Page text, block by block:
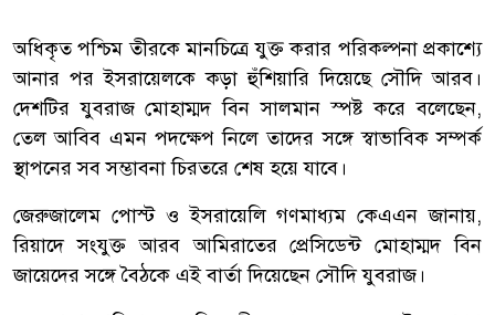
অধিকৃত পশ্চিম তীরকে মানচিত্রে যুক্ত করার পরিকল্পনা প্রকাশ্যে
আনার পর ইসরায়েলকে কড়া হুঁশিয়ারি দিয়েছে সৌদি আরব।
দেশটির যুবরাজ মোহাম্মদ বিন সালমান স্পষ্ট করে বলেছেন,
তেল আবিব এমন পদক্ষেপ নিলে তাদের সঙ্গে স্বাভাবিক সম্পর্ক
স্থাপনের সব সম্ভাবনা চিরতরে শেষ হয়ে যাবে।
জেরুজালেম পোস্ট ও ইসরায়েলি গণমাধ্যম কেএএন জানায়,
রিয়াদে সংযুক্ত আরব আমিরাতের প্রেসিডেন্ট মোহাম্মদ বিন
জায়েদের সঙ্গে বৈঠকে এই বার্তা দিয়েছেন সৌদি যুবরাজ।